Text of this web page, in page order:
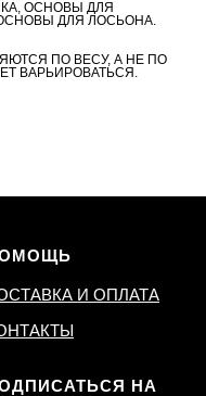
ОСНОВЫ ДЛЯ
ДЛЯ ЛОСЬОНА.
ПО ВЕСУ, А НЕ ПО
ВАРЬИРОВАТЬСЯ.
И ОПЛАТА
НА